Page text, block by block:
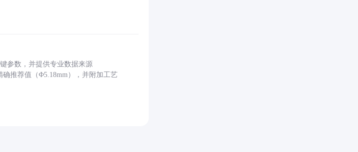
参数，并提供专业数据来源
确推荐值（Φ5.18mm），并附加工艺